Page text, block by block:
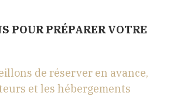
POUR PRÉPARER VOTRE
de réserver en avance,
et les hébergements